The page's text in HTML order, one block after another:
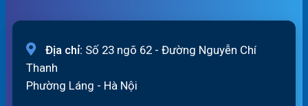
Địa chỉ: Số 23 ngõ 62 - Đường Nguyễn Chí
Thanh
Phường Láng - Hà Nội